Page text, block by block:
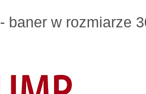
- baner w rozmiarze